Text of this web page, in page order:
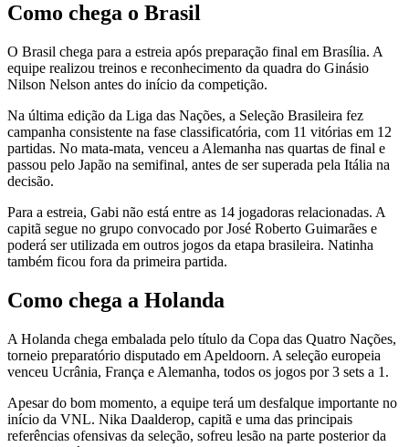
Como chega o Brasil
O Brasil chega para a estreia após preparação final em Brasília. A
equipe realizou treinos e reconhecimento da quadra do Ginásio
Nilson Nelson antes do início da competição.
Na última edição da Liga das Nações, a Seleção Brasileira fez
campanha consistente na fase classificatória, com 11 vitórias em 12
partidas. No mata-mata, venceu a Alemanha nas quartas de final e
passou pelo Japão na semifinal, antes de ser superada pela Itália na
decisão.
Para a estreia, Gabi não está entre as 14 jogadoras relacionadas. A
capitã segue no grupo convocado por José Roberto Guimarães e
poderá ser utilizada em outros jogos da etapa brasileira. Natinha
também ficou fora da primeira partida.
Como chega a Holanda
A Holanda chega embalada pelo título da Copa das Quatro Nações,
torneio preparatório disputado em Apeldoorn. A seleção europeia
venceu Ucrânia, França e Alemanha, todos os jogos por 3 sets a 1.
Apesar do bom momento, a equipe terá um desfalque importante no
início da VNL. Nika Daalderop, capitã e uma das principais
referências ofensivas da seleção, sofreu lesão na parte posterior da